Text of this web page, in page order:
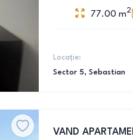
77.00 m2
Locație:
Sector 5, Sebastian
VAND